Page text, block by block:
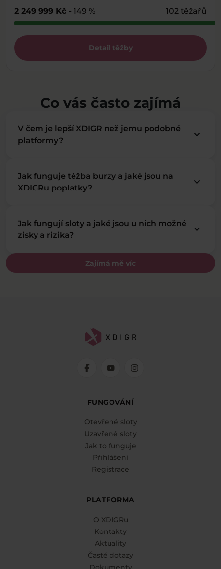
2 249 999 Kč - 149 % 102 těžařů
Detail těžby
Co vás často zajímá
Zajímá mě víc
V čem je lepší XDIGR než jemu podobné
platformy?
keyboard_arrow_down
Jak funguje těžba burzy a jaké jsou na
XDIGRu poplatky?
keyboard_arrow_down
Jak fungují sloty a jaké jsou u nich možné
zisky a rizika?
keyboard_arrow_down
FUNGOVÁNÍ
Otevřené sloty
Uzavřené sloty
Jak to funguje
Přihlášení
Registrace
PLATFORMA
O XDIGRu
Kontakty
Aktuality
Časté dotazy
Dokumenty